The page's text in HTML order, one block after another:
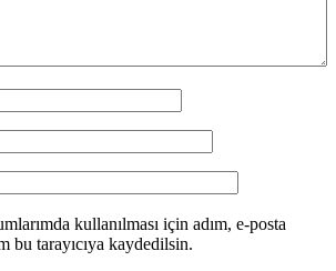
kullanılması için adım, e-posta
bu tarayıcıya kaydedilsin.